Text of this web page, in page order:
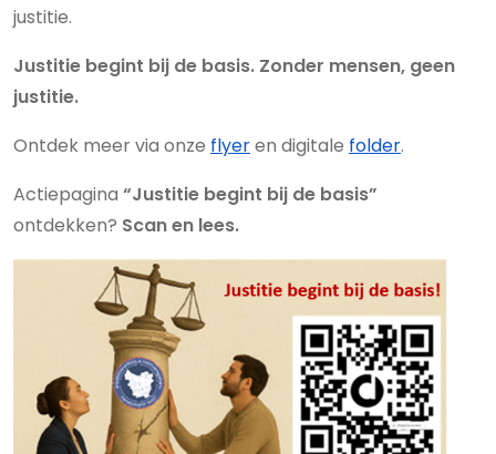
justitie.
Justitie begint bij de basis. Zonder mensen, geen
justitie.
Ontdek meer via onze flyeren digitale folder.
Actiepagina “Justitie begint bij de basis”
ontdekken? Scan en lees.